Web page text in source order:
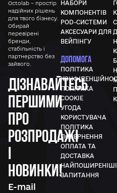
Octolab – простір
надійних рішень
для твого бізнесу.
Обирай
перевірені
бренди,
стабільність і
партнерство без
зайвого.
Дізнавайтесь
першими
про
розпродажі
і
новинки!
НАБОРИ
КОМПОНЕНТІВ
POD-СИСТЕМИ
АКСЕСУАРИ ДЛЯ
ВЕЙПІНГУ
ДОПОМОГА
ПОЛІТИКА
ПОЛІТИКА
COOKIE
УГОДА
КОРИСТУВАЧА
ПОЛІТИКА
ПОВЕРНЕННЯ
ОПЛАТА ТА
ДОСТАВКА
НАЙПОШИРЕНІШІ
ЗАПИТАННЯ